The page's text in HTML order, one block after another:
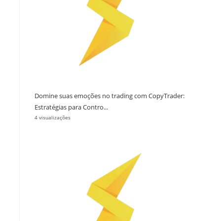
Domine suas emoções no trading com CopyTrader:
Estratégias para Contro...
4 visualizações